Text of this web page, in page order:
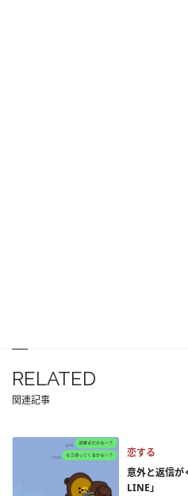
RELATED
関連記事
恋する
意外と返信
LINE」